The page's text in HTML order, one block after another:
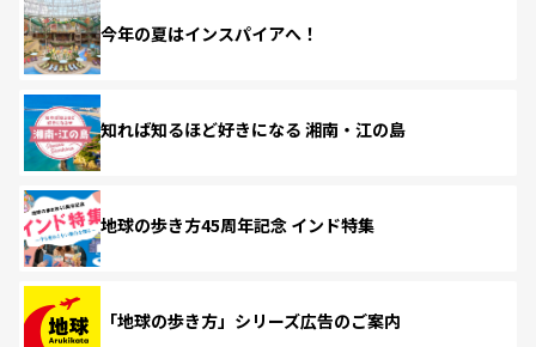
今年の夏はインスパイアへ！
知れば知るほど好きになる 湘南・江の島
地球の歩き方45周年記念 インド特集
「地球の歩き方」シリーズ広告のご案内